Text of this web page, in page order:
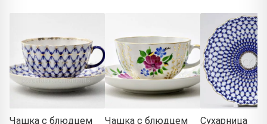
Чашка с блюдцем
Чашка с блюдцем
Сухарница